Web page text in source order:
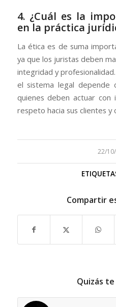
4. ¿Cuál es la
en la práctica
La ética es de suma
ya que los juristas deben
integridad y
el sistema legal depende
quienes deben actuar con
respeto hacia sus clientes y
22/
Compartir
Quizás